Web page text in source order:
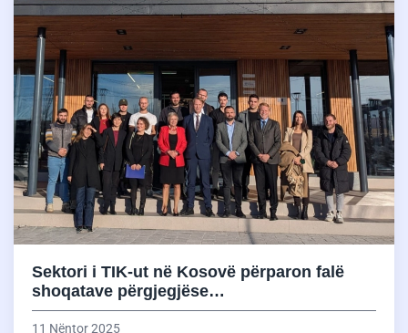
Sektori i TIK-ut në Kosovë përparon falë
shoqatave përgjegjëse…
11 Nëntor 2025